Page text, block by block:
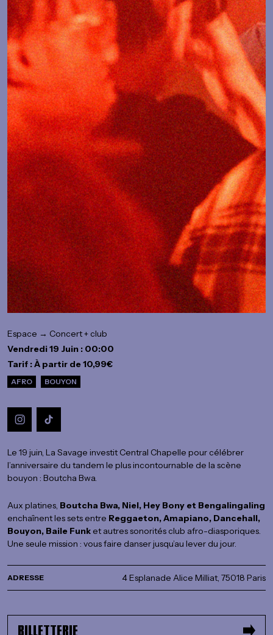
Espace → Concert + club
Vendredi 19 Juin : 00:00
Tarif : À partir de 10,99€
AFRO BOUYON
Le 19 juin, La Savage investit Central Chapelle pour célébrer
l’anniversaire du tandem le plus incontournable de la scène
bouyon : Boutcha Bwa.
Aux platines, Boutcha Bwa, Niel, Hey Bony et Bengalingaling
enchaînent les sets entre Reggaeton, Amapiano, Dancehall,
Bouyon, Baile Funk et autres sonorités club afro-diasporiques.
Une seule mission : vous faire danser jusqu’au lever du jour.
ADRESSE 4 Esplanade Alice Milliat, 75018 Paris
BILLETTERIE